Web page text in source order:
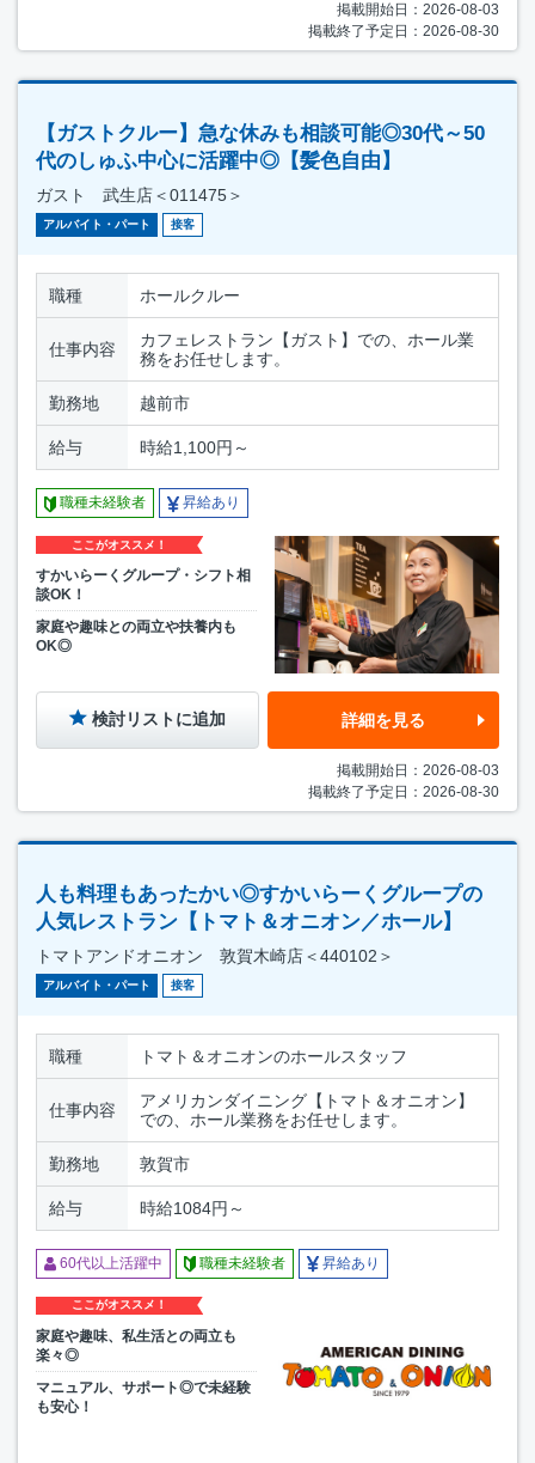
掲載開始日：2026-08-03
掲載終了予定日：2026-08-30
【ガストクルー】急な休みも相談可能◎30代～50
代のしゅふ中心に活躍中◎【髪色自由】
ガスト 武生店＜011475＞
アルバイト・パート 接客
職種 ホールクルー
仕事内容
カフェレストラン【ガスト】での、ホール業
務をお任せします。
勤務地 越前市
給与 時給1,100円～
職種未経験者 昇給あり
ここがオススメ！
すかいらーくグループ・シフト相
談OK！
家庭や趣味との両立や扶養内も
OK◎
検討リストに追加 詳細を見る
掲載開始日：2026-08-03
掲載終了予定日：2026-08-30
人も料理もあったかい◎すかいらーくグループの
人気レストラン【トマト＆オニオン／ホール】
トマトアンドオニオン 敦賀木崎店＜440102＞
アルバイト・パート 接客
職種 トマト＆オニオンのホールスタッフ
仕事内容
アメリカンダイニング【トマト＆オニオン】
での、ホール業務をお任せします。
勤務地 敦賀市
給与 時給1084円～
60代以上活躍中 職種未経験者 昇給あり
ここがオススメ！
家庭や趣味、私生活との両立も
楽々◎
マニュアル、サポート◎で未経験
も安心！